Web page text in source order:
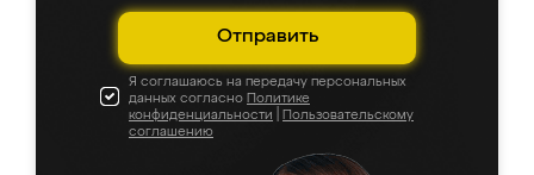
Отправить
Я соглашаюсь на передачу персональных
данных согласно Политике
конфиденциальности
Пользовательскому
соглашению